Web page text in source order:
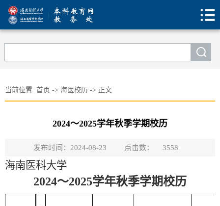
当前位置: 首页 -> 海医校历 -> 正文
2024～2025学年秋季学期校历
发布时间：2024-08-23 点击数： 3558
海南医科大学
2024～2025学年秋季学期校历